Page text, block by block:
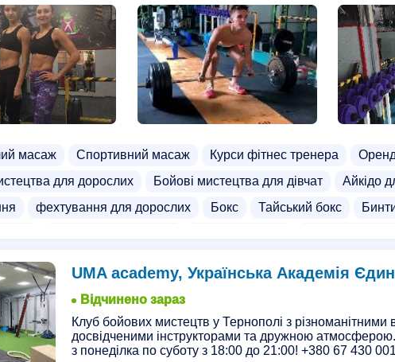
масаж Спортивний масаж Курси фітнес тренера
для дорослих
Бойові мистецтва для дівчат Айкідо
фехтування для дорослих Бокс Тайський бокс
UMA academy, Українська Академія
Відчинено зараз
Клуб бойових мистецтв у Тернополі з різноманітними
досвідченими інструкторами та дружною
з понеділка по суботу з 18:00 до 21:00! +380 67 430